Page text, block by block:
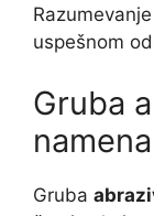
uspešnom
Gruba
Gruba